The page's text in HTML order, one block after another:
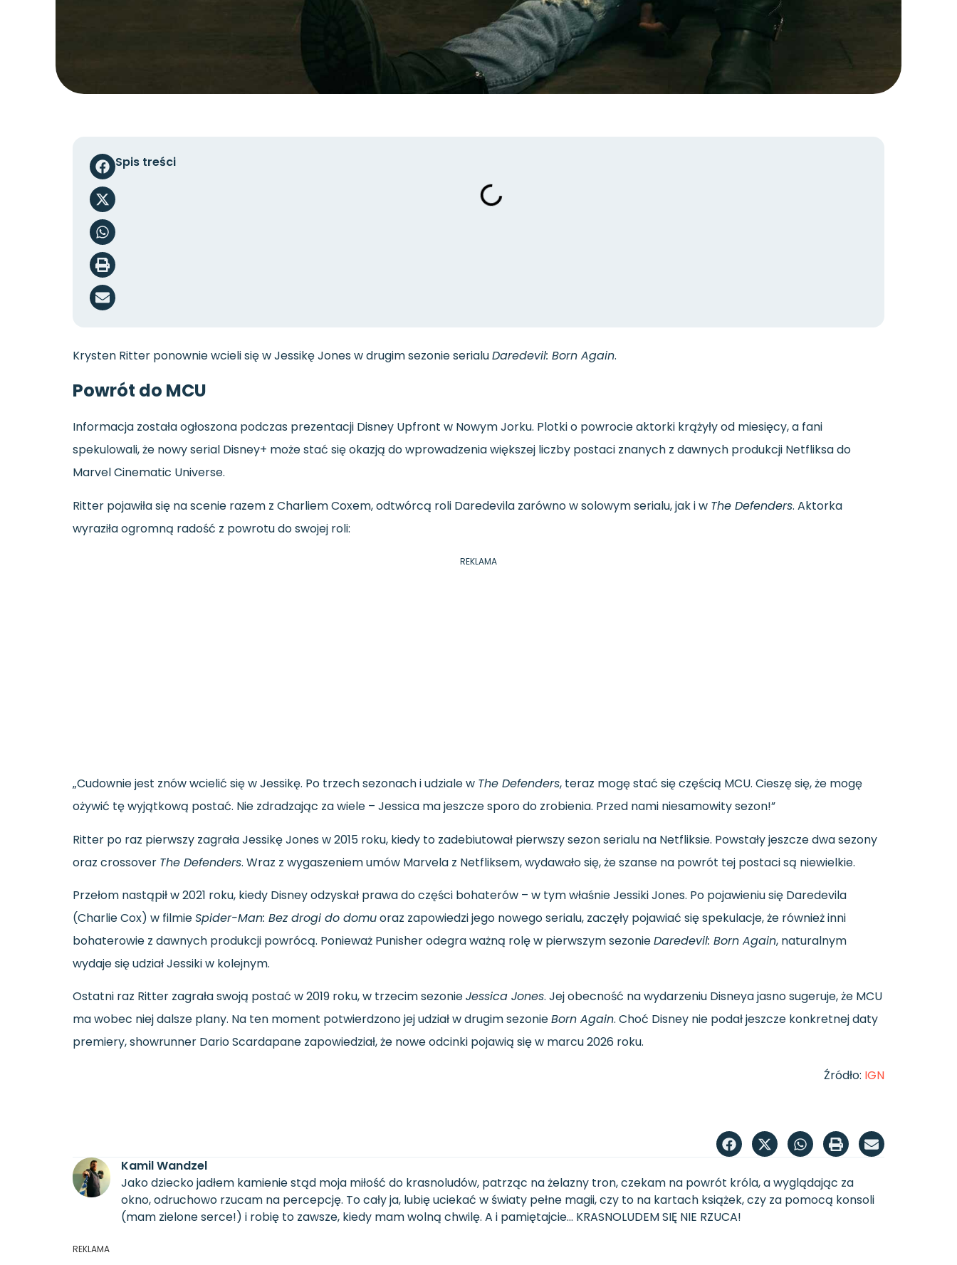
Spis treści
Krysten Ritter ponowniewcielisięwJessikęJoneswdrugimsezonieserialuDaredevil: Born Again.
Powrót do MCU
Informacja zostałaogłoszona podczas prezentacji Disney Upfront w NowymJorku. Plotkio powrocieaktorki krążyłyod miesięcy,a fani
spekulowali,że nowyserial Disney+ możestać sięokazją dowprowadzeniawiększej liczby postaci znanych z dawnych produkcji Netfliksado
MarvelCinematic Universe.
Ritter pojawiłasię nascenie razem z CharliemCoxem,odtwórcą roli Daredevila zarównowsolowymserialu,jakiw The Defenders. Aktorka
wyraziłaogromną radość z powrotudoswojej roli:
REKLAMA
„Cudowniejest znówwcielić sięwJessikę. Po trzechsezonachiudzialew The Defenders, teraz mogęstać sięczęścią MCU. Cieszęsię,że mogę
ożywić tęwyjątkową postać. Nie zdradzając zawiele – Jessica majeszczesporodo zrobienia. Przed nami niesamowitysezon!”
Ritter po raz pierwszy zagrałaJessikęJonesw2015 roku, kiedy to zadebiutował pierwszysezonserialu na Netfliksie. Powstałyjeszczedwasezony
oraz crossover The Defenders. Wraz z wygaszeniemumów Marvela z Netfliksem,wydawałosię,żeszanse na powrót tej postacisą niewielkie.
Przełom nastąpiłw2021 roku, kiedy Disneyodzyskał prawadoczęści bohaterów – w tymwłaśnieJessikiJones. Po pojawieniusię Daredevila
(CharlieCox) w filmieSpider-Man: Bezdrogi do domuoraz zapowiedzijego nowegoserialu, zaczęły pojawiać sięspekulacje,że równieżinni
bohaterowie z dawnych produkcji powrócą. Ponieważ Punisherodegraważną rolęw pierwszymsezonieDaredevil: Born Again, naturalnym
wydajesięudziałJessikiw kolejnym.
Ostatni raz Ritter zagrałaswoją postać w2019 roku,w trzecimsezonieJessica Jones. Jejobecność nawydarzeniu Disneyajasnosugeruje,że MCU
mawobec niejdalsze plany. Na ten moment potwierdzonojejudziałwdrugimsezonieBorn Again. Choć Disney nie podałjeszcze konkretnejdaty
premiery,showrunner DarioScardapane zapowiedział,że noweodcinki pojawią sięw marcu2026 roku.
Źródło: IGN
Kamil Wandzel
Jako dziecko jadłem kamienie stąd moja miłość do krasnoludów, patrząc na żelazny tron, czekam na powrót króla, a wyglądając za
okno, odruchowo rzucam na percepcję. To cały ja, lubię uciekać w światy pełne magii, czy to na kartach książek, czy za pomocą konsoli
(mam zielone serce!) i robię to zawsze, kiedy mam wolną chwilę. A i pamiętajcie... KRASNOLUDEM SIĘ NIE RZUCA!
REKLAMA